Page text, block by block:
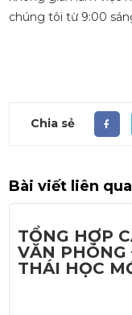
chúng tôi từ 9:00
Chia sẻ
Bài viết liên
TỔNG HỢP
VĂN PHÒNG
THÁI HỌC